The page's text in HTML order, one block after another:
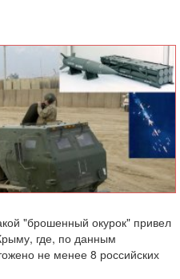
"брошенный окурок" привел
где, по данным
не менее 8 российских